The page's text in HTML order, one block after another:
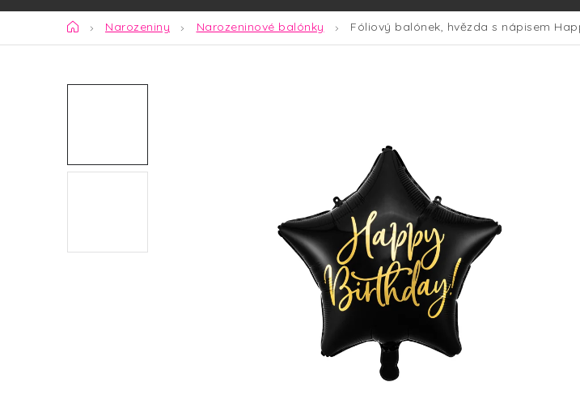
DomůNarozeniny Narozeninové balónky Fóliový balónek, hvězda s nápisem